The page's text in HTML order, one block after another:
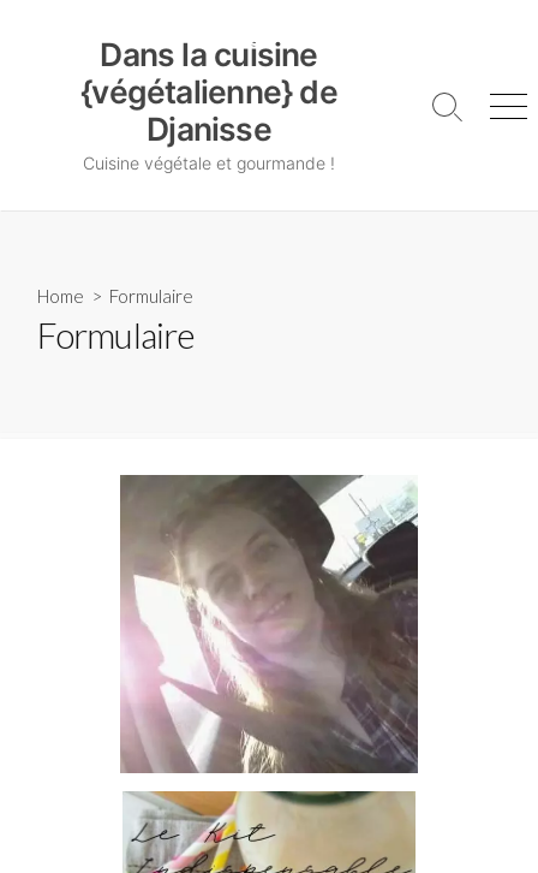
Dans la cuisine
{végétalienne} de
Djanisse
Cuisine végétale et gourmande !
Search
Home > Formulaire
Formulaire